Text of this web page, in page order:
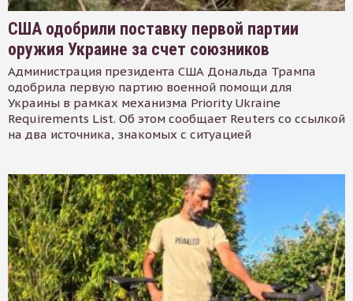
США одобрили поставку первой партии
оружия Украине за счет союзников
Администрация президента США Дональда Трампа
одобрила первую партию военной помощи для
Украины в рамках механизма Priority Ukraine
Requirements List. Об этом сообщает Reuters со ссылкой
на два источника, знакомых с ситуацией